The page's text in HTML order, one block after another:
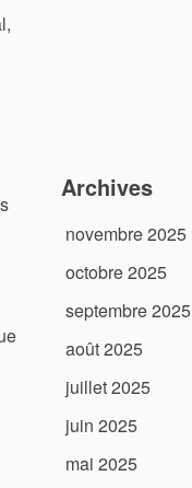
Archives
novembre 2025
octobre 2025
septembre 2025
août 2025
juillet 2025
juin 2025
mai 2025